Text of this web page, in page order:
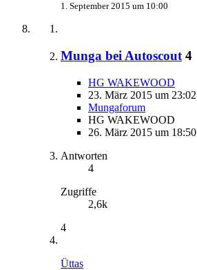
1. September 2015 um 10:00
Munga bei Autoscout 4
HG WAKEWOOD
23. März 2015 um 23:02
Mungaforum
HG WAKEWOOD
26. März 2015 um 18:50
Antworten
4
Zugriffe
2,6k
4
Üttas